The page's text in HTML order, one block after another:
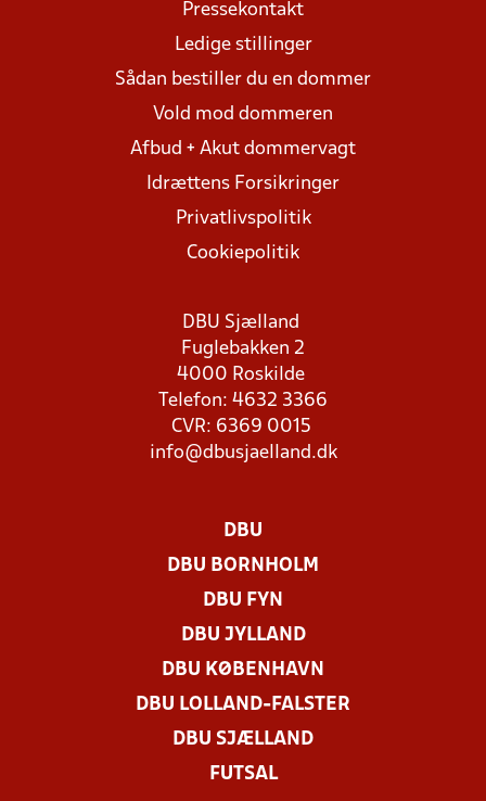
Pressekontakt
Ledige stillinger
Sådan bestiller du en dommer
Vold mod dommeren
Afbud + Akut dommervagt
Idrættens Forsikringer
Privatlivspolitik
Cookiepolitik
DBU Sjælland
Fuglebakken 2
4000 Roskilde
Telefon: 4632 3366
CVR: 6369 0015
info@dbusjaelland.dk
DBU
DBU BORNHOLM
DBU FYN
DBU JYLLAND
DBU KØBENHAVN
DBU LOLLAND-FALSTER
DBU SJÆLLAND
FUTSAL